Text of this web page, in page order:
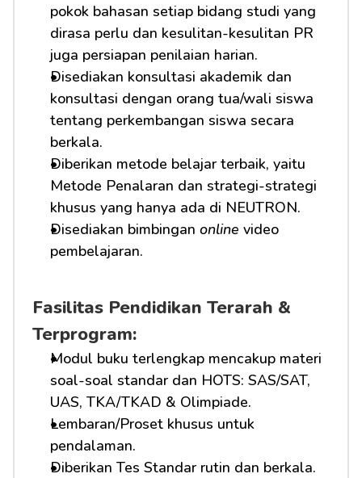
pokok bahasan setiap bidang studi yang
dirasa perlu dan kesulitan-kesulitan PR
juga persiapan penilaian harian.
Disediakan konsultasi akademik dan
konsultasi dengan orang tua/wali siswa
tentang perkembangan siswa secara
berkala.
Diberikan metode belajar terbaik, yaitu
Metode Penalaran dan strategi-strategi
khusus yang hanya ada di NEUTRON.
Disediakan bimbingan online video
pembelajaran.
Fasilitas Pendidikan Terarah &
Terprogram:
Modul buku terlengkap mencakup materi
soal-soal standar dan HOTS: SAS/SAT,
UAS, TKA/TKAD & Olimpiade.
Lembaran/Proset khusus untuk
pendalaman.
Diberikan Tes Standar rutin dan berkala.